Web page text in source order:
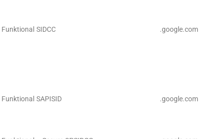
Funktional SIDCC .google.com
Funktional SAPISID .google.com